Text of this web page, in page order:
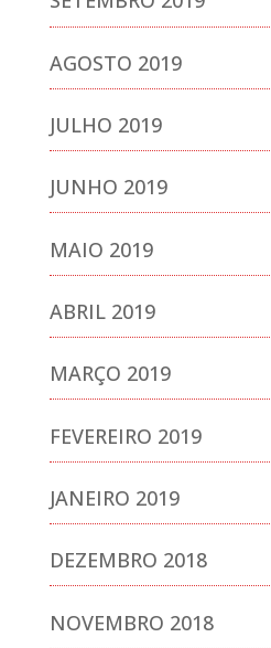
AGOSTO 2019
JULHO 2019
JUNHO 2019
MAIO 2019
ABRIL 2019
MARÇO 2019
FEVEREIRO 2019
JANEIRO 2019
DEZEMBRO 2018
NOVEMBRO 2018